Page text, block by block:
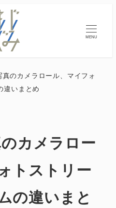
MENU
のカメラロール、マイフォ
違いまとめ
カメラロー
トストリー
の違いまと